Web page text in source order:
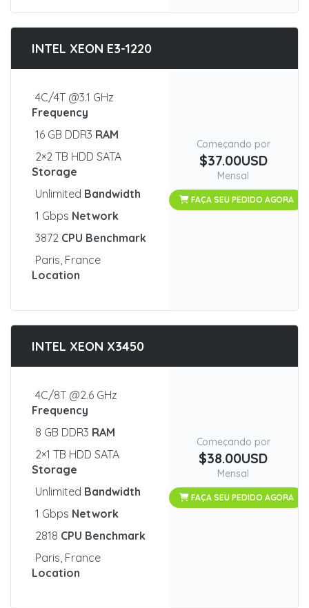
INTEL XEON E3-1220
4C/4T @3.1 GHz
Frequency
16 GB DDR3 RAM
2×2 TB HDD SATA
Storage
Unlimited Bandwidth
1 Gbps Network
3872 CPU Benchmark
Paris, France
Location
Começando por
$37.00USD
Mensal
FAÇA SEU PEDIDO AGORA
INTEL XEON X3450
4C/8T @2.6 GHz
Frequency
8 GB DDR3 RAM
2×1 TB HDD SATA
Storage
Unlimited Bandwidth
1 Gbps Network
2818 CPU Benchmark
Paris, France
Location
Começando por
$38.00USD
Mensal
FAÇA SEU PEDIDO AGORA